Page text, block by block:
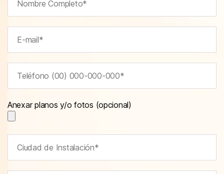
Anexar planos y/o fotos (opcional)